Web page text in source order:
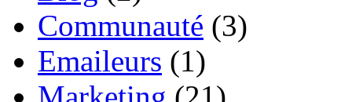
Communauté (3)
Emaileurs (1)